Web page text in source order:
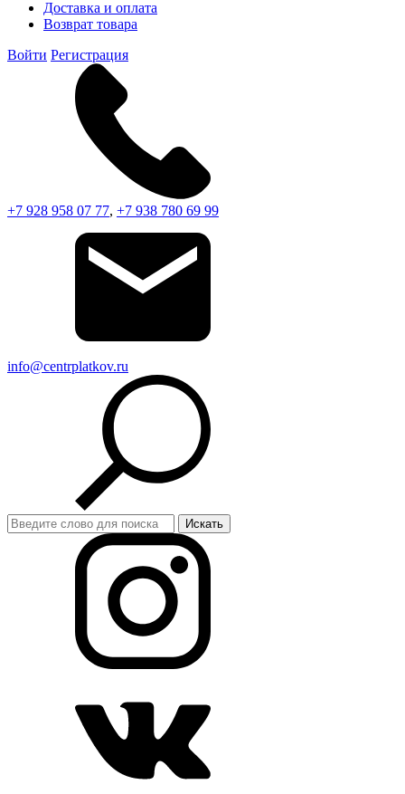
Доставка и оплата
Возврат товара
Войти Регистрация
+7 928 958 07 77, +7 938 780 69 99
info@centrplatkov.ru